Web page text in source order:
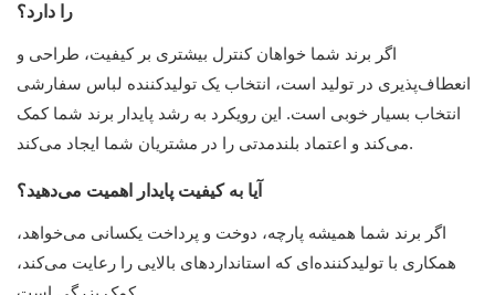
را دارد؟
اگر برند شما خواهان کنترل بیشتری بر کیفیت، طراحی و
انعطاف‌پذیری در تولید است، انتخاب یک تولیدکننده لباس سفارشی
انتخاب بسیار خوبی است. این رویکرد به رشد پایدار برند شما کمک
می‌کند و اعتماد بلندمدتی را در مشتریان شما ایجاد می‌کند.
آیا به کیفیت پایدار اهمیت می‌دهید؟
اگر برند شما همیشه پارچه، دوخت و پرداخت یکسانی می‌خواهد،
همکاری با تولیدکننده‌ای که استانداردهای بالایی را رعایت می‌کند،